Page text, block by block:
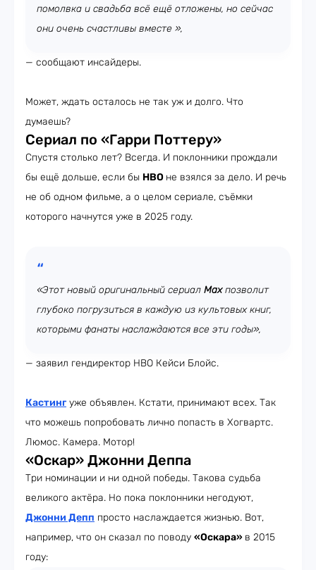
помолвка и свадьба всё ещё отложены, но сейчас
они очень счастливы вместе »,
— сообщают инсайдеры.
Может, ждать осталось не так уж и долго. Что
думаешь?
Сериал по «Гарри Поттеру»
Спустя столько лет? Всегда. И поклонники прождали
бы ещё дольше, если бы HBO не взялся за дело. И речь
не об одном фильме, а о целом сериале, съёмки
которого начнутся уже в 2025 году.
«Этот новый оригинальный сериал Maxпозволит
глубоко погрузиться в каждую из культовых книг,
которыми фанаты наслаждаются все эти годы»,
— заявил гендиректор HBO Кейси Блойс.
Кастингуже объявлен. Кстати, принимают всех. Так
что можешь попробовать лично попасть в Хогвартс.
Люмос. Камера. Мотор!
«Оскар» Джонни Деппа
Три номинации и ни одной победы. Такова судьба
великого актёра. Но пока поклонники негодуют,
Джонни Депп просто наслаждается жизнью. Вот,
например, что он сказал по поводу «Оскара» в 2015
году: